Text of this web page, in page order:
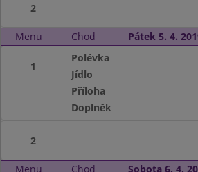
2
Menu Chod Pátek 5. 4.
1
Polévka
Jídlo
Příloha
Doplněk
2
Menu Chod Sobota 6. 4.